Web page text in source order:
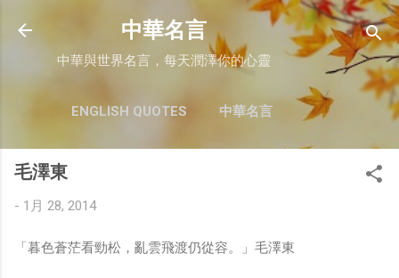
跳至主要內容
中華名言
中華與世界名言，每天潤澤你的心靈
ENGLISH QUOTES 中華名言
毛澤東
- 1月 28, 2014
「暮色蒼茫看勁松，亂雲飛渡仍從容。」毛澤東